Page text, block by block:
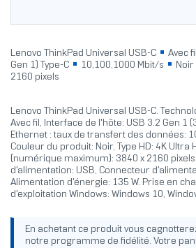
Lenovo ThinkPad Universal USB-C Avec fil
Gen 1) Type-C
10,100,1000 Mbit/s Noir
2160 pixels
Lenovo ThinkPad Universal USB-C.
Avec fil, Interface de l'hôte: USB 3.2 Gen 1
Ethernet : taux de transfert des données:
Couleur du produit: Noir, Type HD: 4K Ultra
(numérique maximum): 3840 x 2160
d'alimentation: USB, Connecteur
Alimentation d'énergie: 135 W. Prise en
d'exploitation Windows: Windows 10,
En achetant ce produit vous
notre programme de fidélité. Votre